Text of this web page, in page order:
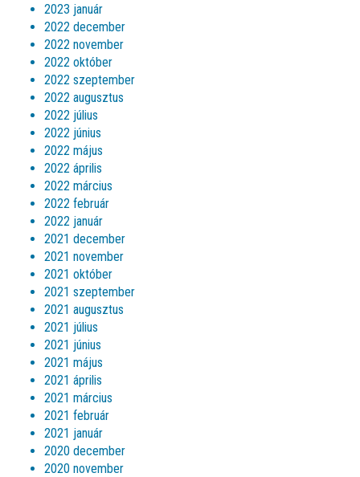
2023 január
2022 december
2022 november
2022 október
2022 szeptember
2022 augusztus
2022 július
2022 június
2022 május
2022 április
2022 március
2022 február
2022 január
2021 december
2021 november
2021 október
2021 szeptember
2021 augusztus
2021 július
2021 június
2021 május
2021 április
2021 március
2021 február
2021 január
2020 december
2020 november